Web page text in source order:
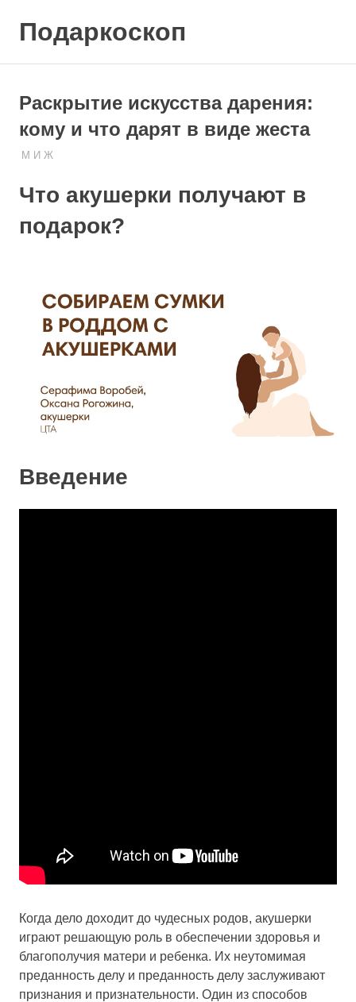
Подаркоскоп
подарить
Раскрытие искусства дарения:
кому и что дарят в виде жеста
20.10.2023
ПОДАРЧЕК
М И Ж
Что акушерки получают в
подарок?
Введение
Когда дело доходит до чудесных родов, акушерки
играют решающую роль в обеспечении здоровья и
благополучия матери и ребенка. Их неутомимая
преданность делу и преданность делу заслуживают
признания и признательности. Один из способов